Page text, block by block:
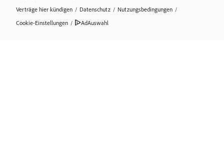
Verträge hier kündigen / Datenschutz / Nutzungsbedingungen /
Cookie-Einstellungen / AdAuswahl